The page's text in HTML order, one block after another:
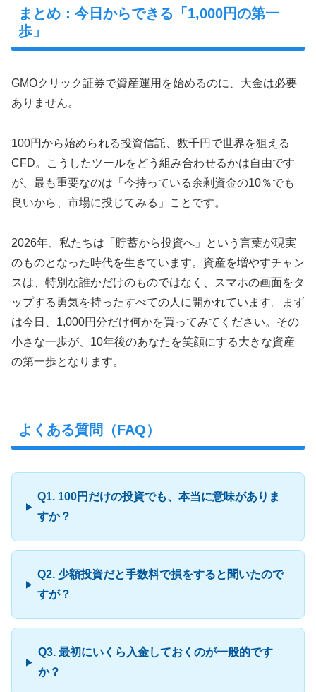
まとめ：今日からできる「1,000円の第一
歩」
GMOクリック証券で資産運用を始めるのに、大金は必要
ありません。
100円から始められる投資信託、数千円で世界を狙える
CFD。こうしたツールをどう組み合わせるかは自由です
が、最も重要なのは「今持っている余剰資金の10％でも
良いから、市場に投じてみる」ことです。
2026年、私たちは「貯蓄から投資へ」という言葉が現実
のものとなった時代を生きています。資産を増やすチャン
スは、特別な誰かだけのものではなく、スマホの画面をタ
ップする勇気を持ったすべての人に開かれています。まず
は今日、1,000円分だけ何かを買ってみてください。その
小さな一歩が、10年後のあなたを笑顔にする大きな資産
の第一歩となります。
よくある質問（FAQ）
Q1. 100円だけの投資でも、本当に意味がありま
すか？
Q2. 少額投資だと手数料で損をすると聞いたので
すが？
Q3. 最初にいくら入金しておくのが一般的です
か？